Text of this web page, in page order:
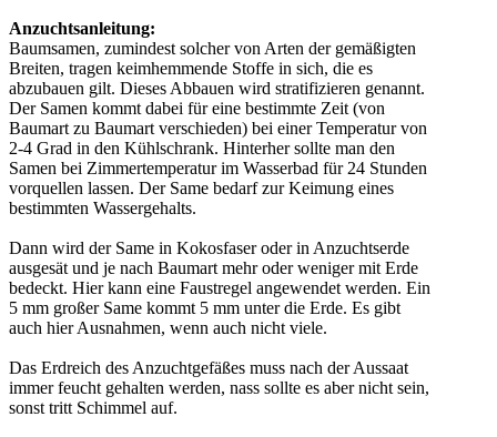
Anzuchtsanleitung:
Baumsamen, zumindest solcher von Arten der gemäßigten
Breiten, tragen keimhemmende Stoffe in sich, die es
abzubauen gilt. Dieses Abbauen wird stratifizieren genannt.
Der Samen kommt dabei für eine bestimmte Zeit (von
Baumart zu Baumart verschieden) bei einer Temperatur von
2-4 Grad in den Kühlschrank. Hinterher sollte man den
Samen bei Zimmertemperatur im Wasserbad für 24 Stunden
vorquellen lassen. Der Same bedarf zur Keimung eines
bestimmten Wassergehalts.
Dann wird der Same in Kokosfaser oder in Anzuchtserde
ausgesät und je nach Baumart mehr oder weniger mit Erde
bedeckt. Hier kann eine Faustregel angewendet werden. Ein
5 mm großer Same kommt 5 mm unter die Erde. Es gibt
auch hier Ausnahmen, wenn auch nicht viele.
Das Erdreich des Anzuchtgefäßes muss nach der Aussaat
immer feucht gehalten werden, nass sollte es aber nicht sein,
sonst tritt Schimmel auf.